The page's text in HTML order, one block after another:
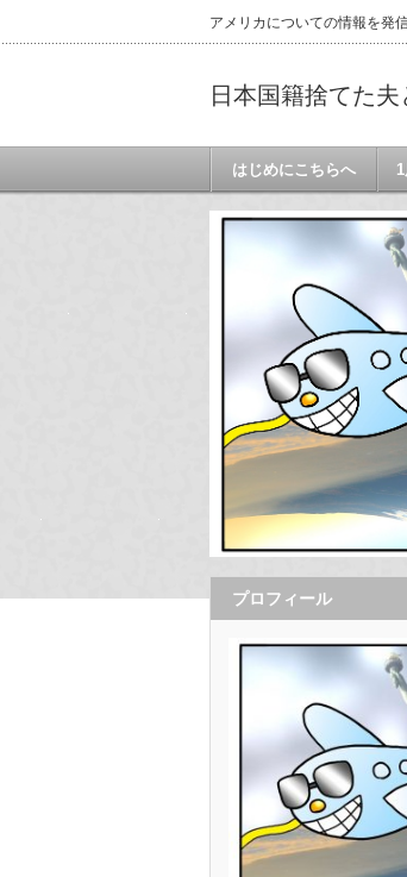
アメリカについての情報を発
日本国籍捨てた
はじめにこちらへ
プロフィール